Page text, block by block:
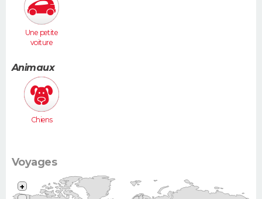
Une petite
voiture
Clio, 206...)
Animaux
Chiens
Voyages
+